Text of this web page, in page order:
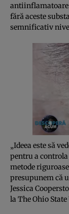
fără aceste
semnificativ
„Ideea este să
pentru a
metode
presupunem că
Jessica
la The Ohio